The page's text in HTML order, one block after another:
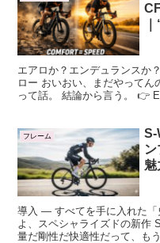
エアロか？エンデュランスか
ロー おいおい、まだやってん
って話。 結論から言う。 👉
フレーム
S-
魅
導入 ― すべてを手に入れた「
よ、スペシャライズドの新作
量だ剛性だ快適性だって、も